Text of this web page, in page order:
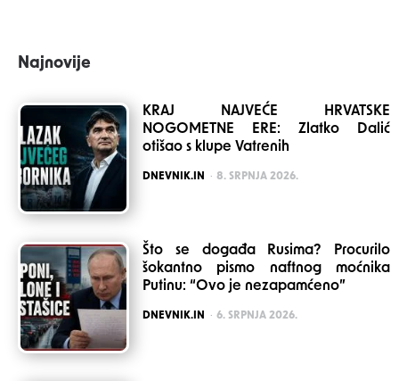
Najnovije
KRAJ NAJVEĆE HRVATSKE
NOGOMETNE ERE: Zlatko Dalić
otišao s klupe Vatrenih
POSTED
DNEVNIK.IN 8. SRPNJA 2026.
Što se događa Rusima? Procurilo
šokantno pismo naftnog moćnika
Putinu: “Ovo je nezapamćeno”
POSTED
DNEVNIK.IN 6. SRPNJA 2026.